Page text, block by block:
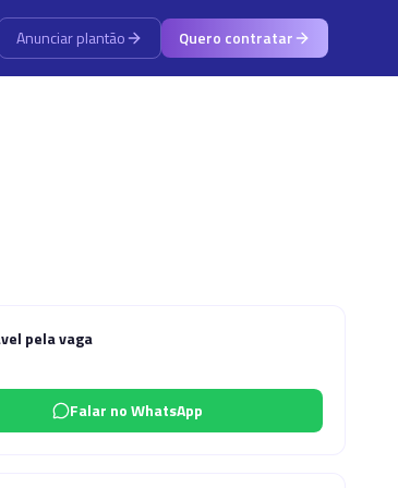
Anunciar plantão Quero contratar
pela vaga
Falar no WhatsApp